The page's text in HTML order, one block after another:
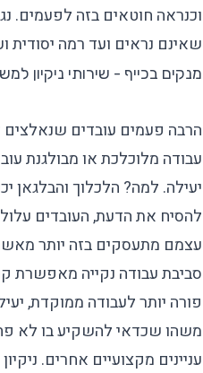
וכנראה חוטאים בזה לפעמים.
שאינם נראים ועד רמה יסודית
מנקים בכייף - שירותי ניקיון
הרבה פעמים עובדים שנאלצים
עבודה מלוכלכת או מבולגנת
יעילה. למה? הלכלוך והבלגאן
להסיח את הדעת, העובדים
עצמם מתעסקים בזה יותר
סביבת עבודה נקייה מאפשרת
פורה יותר לעבודה ממוקדת,
משהו שכדאי להשקיע בו לא
עניינים מקצועיים אחרים.